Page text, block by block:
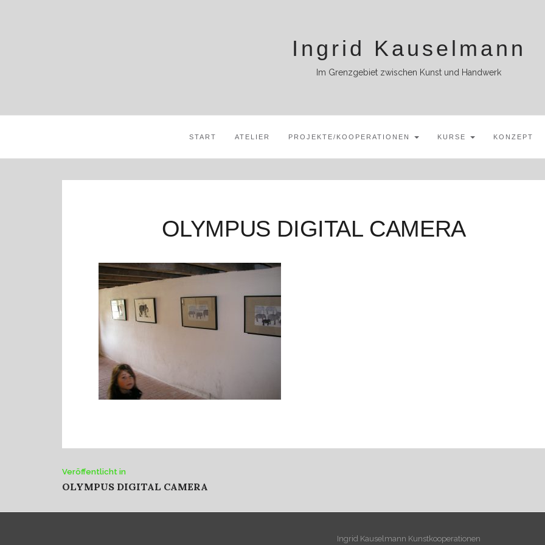
Ingrid Kauselmann
Im Grenzgebiet zwischen Kunst und Handwerk
START ATELIER PROJEKTE/KOOPERATIONEN KURSE KONZEPT
OLYMPUS DIGITAL CAMERA
Beitrags-
Veröffentlicht in
OLYMPUS DIGITAL CAMERA
Ingrid Kauselmann Kunstkooperationen